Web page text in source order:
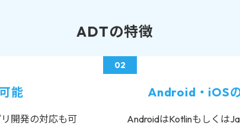
ADTの特徴
能
開発の対応も可
Android・iOS
AndroidはKotlinもしくは